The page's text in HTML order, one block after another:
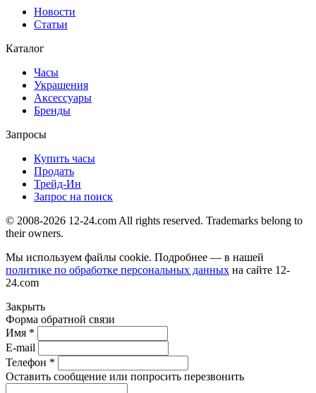
Новости
Статьи
Каталог
Часы
Украшения
Аксессуары
Бренды
Запросы
Купить часы
Продать
Трейд-Ин
Запрос на поиск
© 2008-2026 12-24.com All rights reserved. Trademarks belong to
their owners.
Мы используем файлы cookie. Подробнее — в нашей
политике по обработке персональных данных на сайте 12-
24.com
Закрыть
Форма обратной связи
Имя *
E-mail
Телефон *
Оставить сообщение или попросить перезвонить